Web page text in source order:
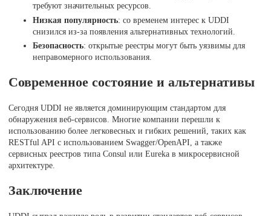
требуют значительных ресурсов.
Низкая популярность: со временем интерес к UDDI
снизился из-за появления альтернативных технологий.
Безопасность: открытые реестры могут быть уязвимы для
неправомерного использования.
Современное состояние и альтернативы
Сегодня UDDI не является доминирующим стандартом для
обнаружения веб-сервисов. Многие компании перешли к
использованию более легковесных и гибких решений, таких как
RESTful API с использованием Swagger/OpenAPI, а также
сервисных реестров типа Consul или Eureka в микросервисной
архитектуре.
Заключение